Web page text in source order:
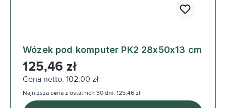
Wózek pod komputer PK2 28x50x13 cm
Cena regularna:
125,46 zł
Cena netto: 102,00 zł
Najniższa cena z ostatnich 30 dni: 125,46 zł